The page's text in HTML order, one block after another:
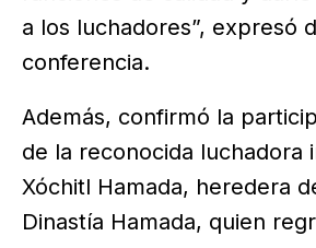
a los luchadores”, expresó
conferencia.
Además, confirmó la
de la reconocida luchadora
Xóchitl Hamada, heredera
Dinastía Hamada, quien